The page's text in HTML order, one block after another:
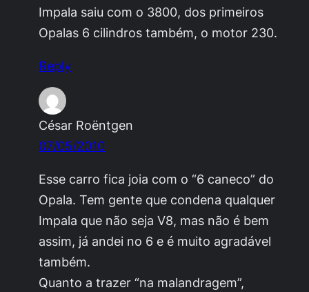
Impala saiu com o 3800, dos primeiros
Opalas 6 cilindros também, o motor 230.
Reply
César Roëntgen
07/05/2010
Esse carro fica joia com o “6 caneco” do
Opala. Tem gente que condena qualquer
Impala que não seja V8, mas não é bem
assim, já andei no 6 e é muito agradável
também.
Quanto a trazer “na malandragem”,